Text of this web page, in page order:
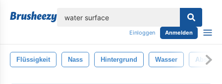
Einloggen Anmelden
Flüssigkeit Nass Hintergrund Wasser Abstrakt